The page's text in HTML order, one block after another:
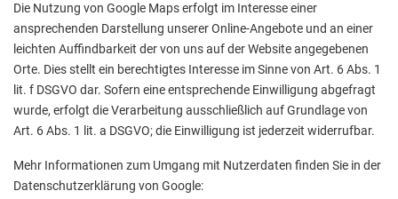
Die Nutzung von Google Maps erfolgt im Interesse einer
ansprechenden Darstellung unserer Online-Angebote und an einer
leichten Auffindbarkeit der von uns auf der Website angegebenen
Orte. Dies stellt ein berechtigtes Interesse im Sinne von Art. 6 Abs. 1
lit. f DSGVO dar. Sofern eine entsprechende Einwilligung abgefragt
wurde, erfolgt die Verarbeitung ausschließlich auf Grundlage von
Art. 6 Abs. 1 lit. a DSGVO; die Einwilligung ist jederzeit widerrufbar.
Mehr Informationen zum Umgang mit Nutzerdaten finden Sie in der
Datenschutzerklärung von Google: